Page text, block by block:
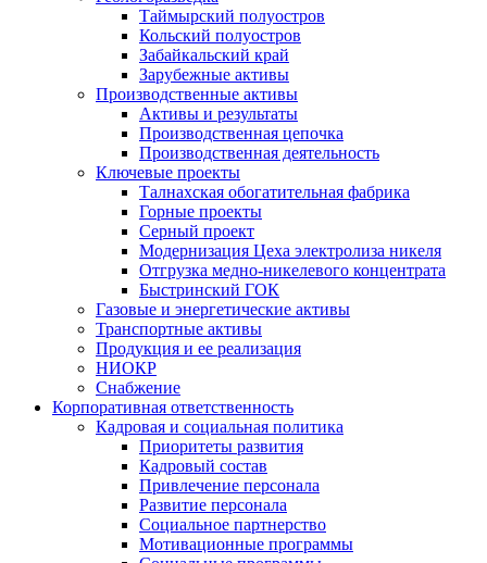
Таймырский полуостров
Кольский полуостров
Забайкальский край
Зарубежные активы
Производственные активы
Активы и результаты
Производственная цепочка
Производственная деятельность
Ключевые проекты
Талнахская обогатительная фабрика
Горные проекты
Серный проект
Модернизация Цеха электролиза никеля
Отгрузка медно-никелевого концентрата
Быстринский ГОК
Газовые и энергетические активы
Транспортные активы
Продукция и ее реализация
НИОКР
Снабжение
Корпоративная ответственность
Кадровая и социальная политика
Приоритеты развития
Кадровый состав
Привлечение персонала
Развитие персонала
Социальное партнерство
Мотивационные программы